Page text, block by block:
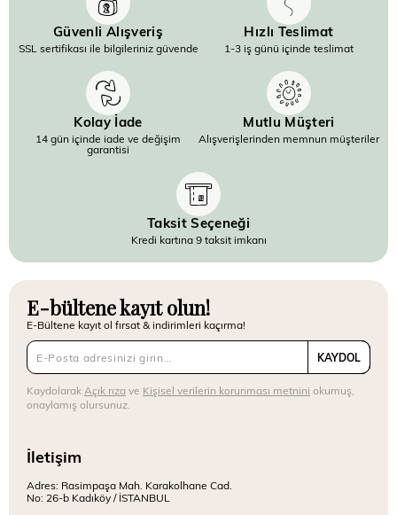
Güvenli Alışveriş
SSL sertifikası ile bilgileriniz güvende
Hızlı Teslimat
1-3 iş günü içinde teslimat
Kolay İade
14 gün içinde iade ve değişim
garantisi
Mutlu Müşteri
Alışverişlerinden memnun müşteriler
Taksit Seçeneği
Kredi kartına 9 taksit imkanı
E-bültene kayıt olun!
E-Bültene kayıt ol fırsat & indirimleri kaçırma!
KAYDOL
Kaydolarak Açık rızave Kişisel verilerin korunması metnini okumuş,
onaylamış olursunuz.
İletişim
Adres: Rasimpaşa Mah. Karakolhane Cad.
No: 26-b Kadıköy / İSTANBUL